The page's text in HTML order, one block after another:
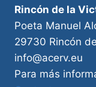
Rincón de la
Poeta Manuel
29730 Rincón
info@acerv.eu
Para más